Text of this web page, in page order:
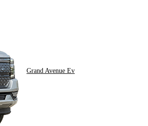
Grand Avenue Ev